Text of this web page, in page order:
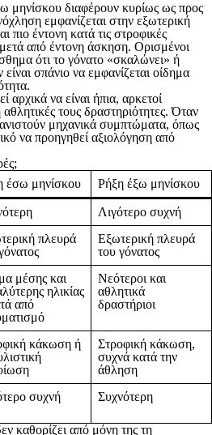
μηνίσκου διαφέρουν κυρίως ως προς
εμφανίζεται στην εξωτερική
πιο έντονη κατά τις στροφικές
από έντονη άσκηση. Ορισμένοι
ότι το γόνατο «σκαλώνει» ή
σπάνιο να εμφανίζεται οίδημα
να είναι ήπια, αρκετοί
αθλητικές τους δραστηριότητες. Όταν
μηχανικά συμπτώματα, όπως
να προηγηθεί αξιολόγηση από
έσω μηνίσκου Ρήξη έξω μηνίσκου
Λιγότερο συχνή
πλευρά
Εξωτερική πλευρά
του γόνατος
μέσης και
ηλικίας
από
Νεότεροι και
αθλητικά
δραστήριοι
κάκωση ή
Στροφική κάκωση,
συχνά κατά την
άθληση
συχνή Συχνότερη
καθορίζει από μόνη της τη